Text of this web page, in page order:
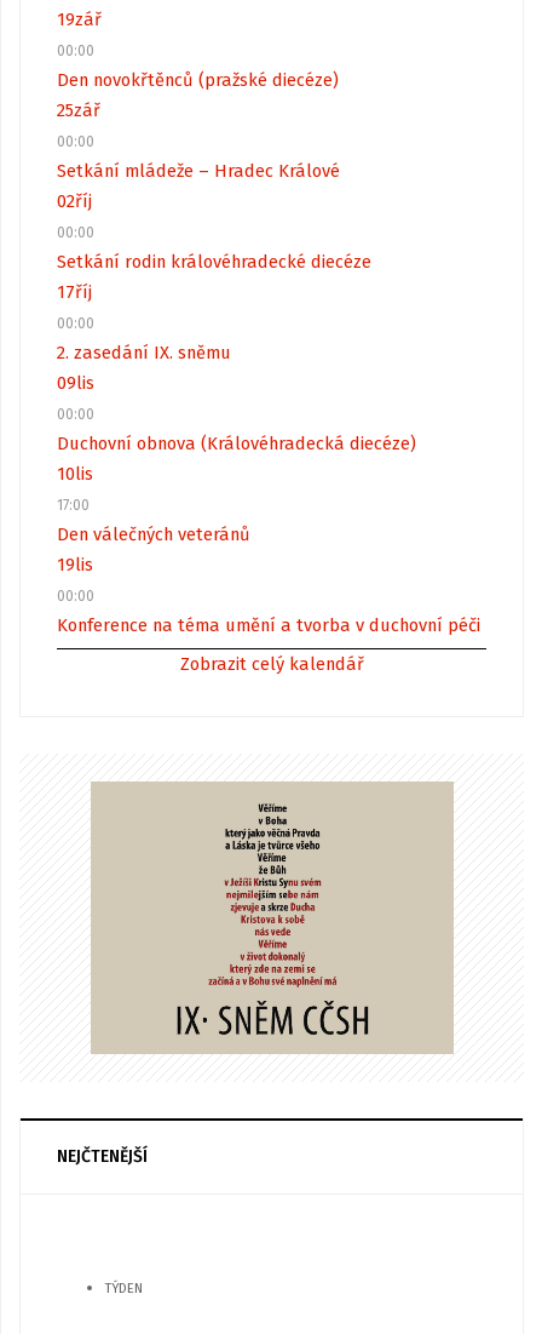
19zář
00:00
Den novokřtěnců (pražské diecéze)
25zář
00:00
Setkání mládeže – Hradec Králové
02říj
00:00
Setkání rodin královéhradecké diecéze
17říj
00:00
2. zasedání IX. sněmu
09lis
00:00
Duchovní obnova (Královéhradecká diecéze)
10lis
17:00
Den válečných veteránů
19lis
00:00
Konference na téma umění a tvorba v duchovní péči
Zobrazit celý kalendář
NEJČTENĚJŠÍ
TÝDEN